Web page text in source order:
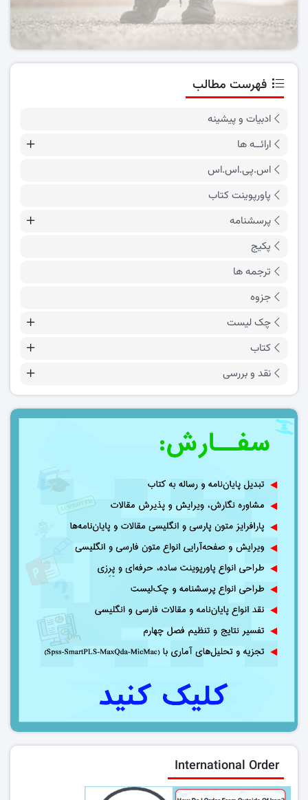
فهرست مطالب
ادبیات و پیشینه
ارائــه ها
اس.پی.اس.اس
پاورپوینت کتاب
پرسشنامه
پکیج
ترجمه ها
جزوه
چک لیست
کتاب
نقد و بررسی
International Order